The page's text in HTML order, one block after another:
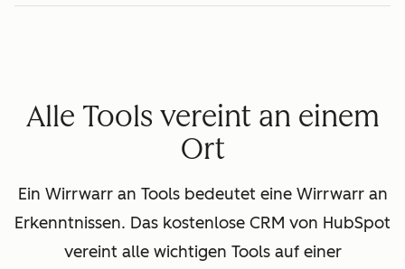
Alle Tools vereint an einem
Ort
Ein Wirrwarr an Tools bedeutet eine Wirrwarr an
Erkenntnissen. Das kostenlose CRM von HubSpot
vereint alle wichtigen Tools auf einer